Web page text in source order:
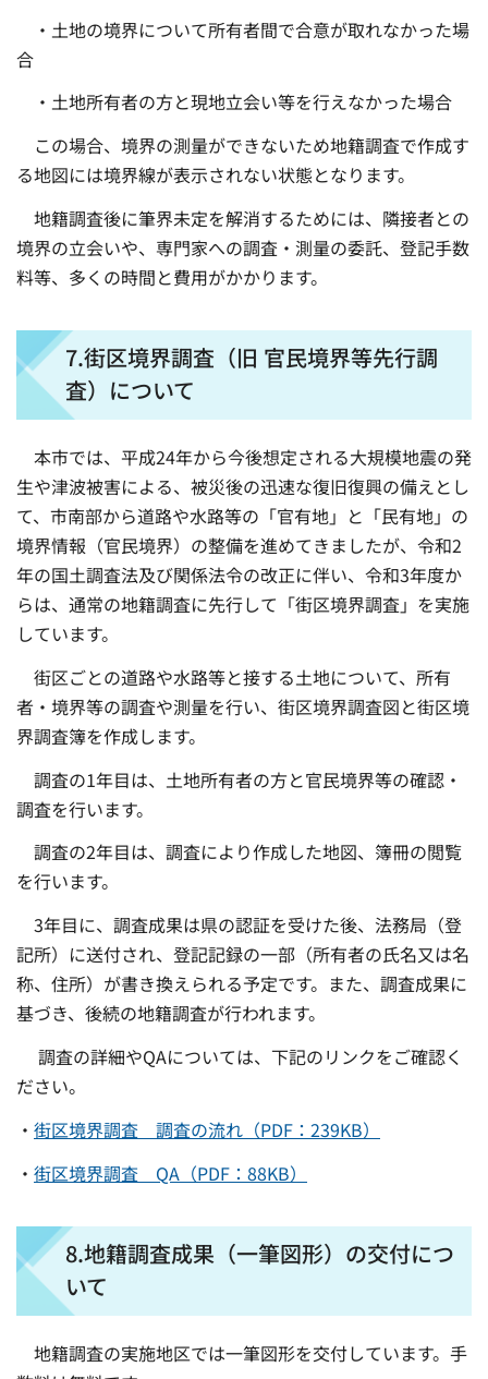
・土地の境界について所有者間で合意が取れなかった場
合
・土地所有者の方と現地立会い等を行えなかった場合
この場合、境界の測量ができないため地籍調査で作成す
る地図には境界線が表示されない状態となります。
地籍調査後に筆界未定を解消するためには、隣接者との
境界の立会いや、専門家への調査・測量の委託、登記手数
料等、多くの時間と費用がかかります。
7.街区境界調査（旧 官民境界等先行調
査）について
本市では、平成24年から今後想定される大規模地震の発
生や津波被害による、被災後の迅速な復旧復興の備えとし
て、市南部から道路や水路等の「官有地」と「民有地」の
境界情報（官民境界）の整備を進めてきましたが、令和2
年の国土調査法及び関係法令の改正に伴い、令和3年度か
らは、通常の地籍調査に先行して「街区境界調査」を実施
しています。
街区ごとの道路や水路等と接する土地について、所有
者・境界等の調査や測量を行い、街区境界調査図と街区境
界調査簿を作成します。
調査の1年目は、土地所有者の方と官民境界等の確認・
調査を行います。
調査の2年目は、調査により作成した地図、簿冊の閲覧
を行います。
3年目に、調査成果は県の認証を受けた後、法務局（登
記所）に送付され、登記記録の一部（所有者の氏名又は名
称、住所）が書き換えられる予定です。また、調査成果に
基づき、後続の地籍調査が行われます。
調査の詳細やQAについては、下記のリンクをご確認く
ださい。
・ 街区境界調査 調査の流れ（PDF：239KB）
・ 街区境界調査 QA（PDF：88KB）
8.地籍調査成果（一筆図形）の交付につ
いて
地籍調査の実施地区では一筆図形を交付しています。手